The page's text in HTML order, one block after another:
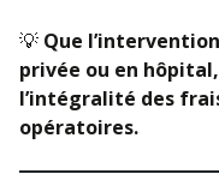
💡 Que
privée ou en
l’intégralité des
opératoires.